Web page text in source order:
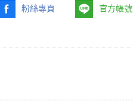
粉絲專頁 官方帳號